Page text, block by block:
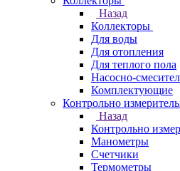
Назад
Коллекторы
Для воды
Для отопления
Для теплого пола
Насосно-
Комплектующие
Контрольно
Назад
Контрольно
Манометры
Счетчики
Термометры